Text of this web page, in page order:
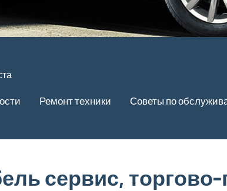
Ремонт техники Советы по
сервис,